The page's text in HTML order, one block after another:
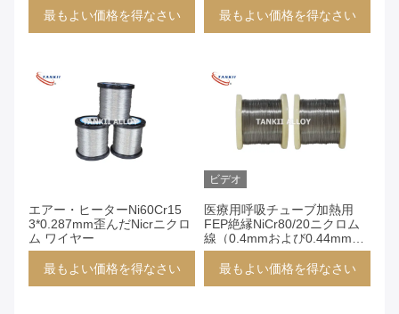
最もよい価格を得なさい 最もよい価格を得なさい
エアー・ヒーターNi60Cr15
3*0.287mm歪んだNicrニクロ
ム ワイヤー
最もよい価格を得なさい
ビデオ
医療用呼吸チューブ加熱用
FEP絶縁NiCr80/20ニクロム
線（0.4mmおよび0.44mmサ
イズ）
最もよい価格を得なさい